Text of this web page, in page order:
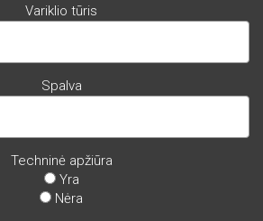
Variklio tūris
Spalva
Techninė apžiūra
Yra
Nėra